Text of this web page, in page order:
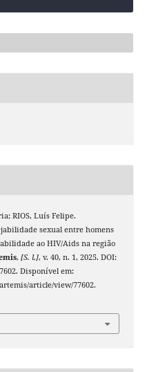
RIOS, Luís Felipe.
sexual entre homens
ao HIV/Aids na região
, [S. l.], v. 40, n. 1, 2025. DOI:
Disponível em:
article/view/77602.